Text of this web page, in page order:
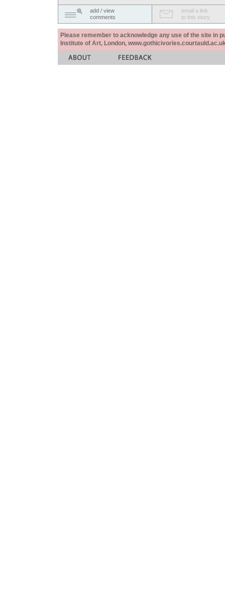
add / view
comments
email a link
to this story
Please remember to acknowledge any use of the site in
Institute of Art, London,